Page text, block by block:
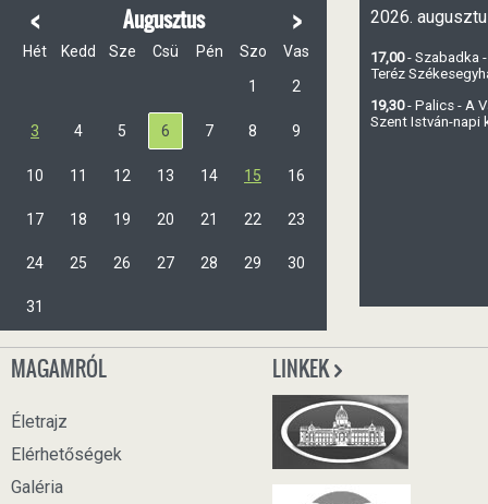
< Augusztus >
Hét Kedd Sze Csü Pén Szo
Vas
1
2
3 4 5 6 7 8 9
10 11 12 13 14 15 16
17 18 19 20 21 22 23
24 25 26 27 28 29 30
31
2026.
17,00- Szabadka
Teréz
19,30- Palics - A
Szent István-napi
MAGAMRÓL
Életrajz
Elérhetőségek
Galéria
LINKEK